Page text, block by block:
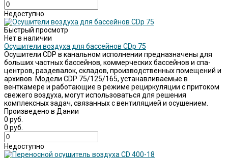
Недоступно
Быстрый просмотр
Нет в наличии
Осушители воздуха для бассейнов CDp 75
Осушители CDP в канальном исполнении предназначены для
больших частных бассейнов, коммерческих бассейнов и спа-
центров, раздевалок, складов, производственных помещений и
архивов. Модели CDP 75/125/165, устанавливаемые в
венткамере и работающие в режиме рециркуляции с притоком
свежего воздуха, могут использоваться для решения
комплексных задач, связанных с вентиляцией и осушением.
Произведено в Дании
0 руб.
0 руб.
Недоступно